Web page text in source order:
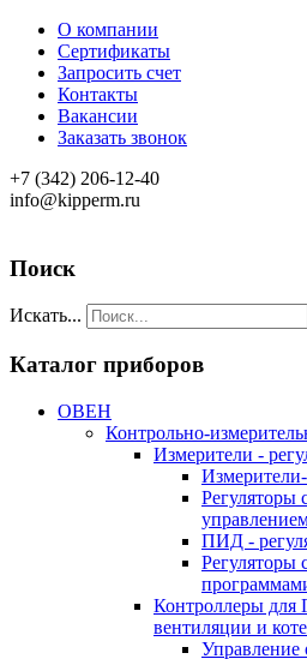
О компании
Сертификаты
Запросить счет
Контакты
Вакансии
Заказать звонок
+7 (342) 206-12-40
info@kipperm.ru
Поиск
Искать...
Каталог приборов
ОВЕН
Контрольно-
Измерители -
Регуляторы
ПИД -
Регуляторы
Контроллеры для
вентиляции и